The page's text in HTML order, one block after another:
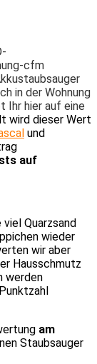
in der Wohnung
Ihr hier auf eine
wird dieser Wert
und
auf
viel Quarzsand
wieder
wir aber
Hausschmutz
werden
am
Staubsauger